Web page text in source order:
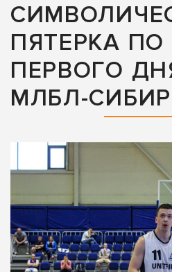
ПЯТЕРКА
ПЕРВОГО
МЛБЛ-